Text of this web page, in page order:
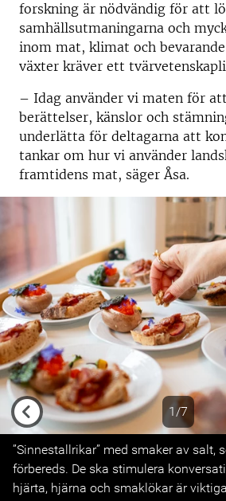
forskning är nödvändig för att
samhällsutmaningarna och
inom mat, klimat och
växter kräver ett
­– Idag använder vi maten för
berättelser, känslor och
underlätta för deltagarna att
tankar om hur vi använder
framtidens mat, säger Åsa.
1/7
Previous
”Sinnestallrikar” med smaker av salt,
förbereds. De ska stimulera
hjärta, hjärna och smaklökar är